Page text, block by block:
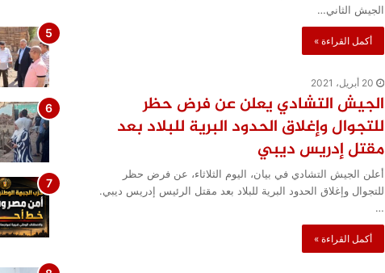
الجيش الثاني…
أكمل القراءة »
20 أبريل، 2021
الجيش التشادي يعلن عن فرض حظر
للتجوال وإغلاق الحدود البرية للبلاد بعد
مقتل إدريس ديبي
أعلن الجيش التشادي في بيان، اليوم الثلاثاء، عن فرض حظر
للتجوال وإغلاق الحدود البرية للبلاد بعد مقتل الرئيس إدريس ديبي.
…
أكمل القراءة »